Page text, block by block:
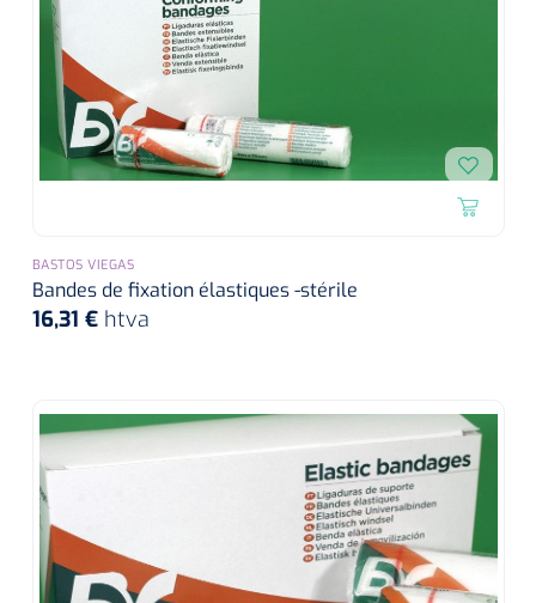
BASTOS VIEGAS
Bandes de fixation élastiques -stérile
16,31 € htva